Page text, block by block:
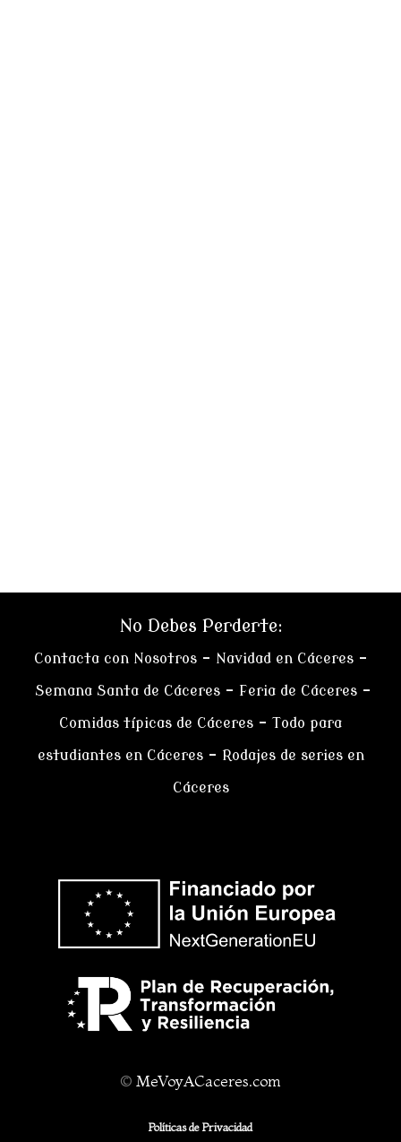
No Debes Perderte:
Contacta con Nosotros– Navidad en Cáceres–
Semana Santa de Cáceres– Feria de Cáceres –
Comidas típicas de Cáceres – Todo para
estudiantes en Cáceres– Rodajes de series en
Cáceres
© MeVoyACaceres.com
Políticas de Privacidad